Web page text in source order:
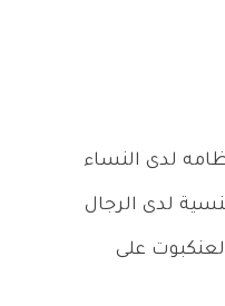
لدى النساء
لدى الرجال
على